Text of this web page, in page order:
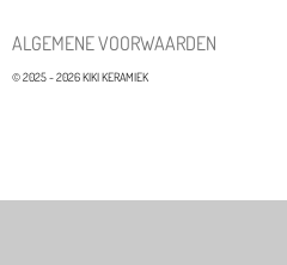
ALGEMENE VOORWAARDEN
© 2025 - 2026 KIKI KERAMIEK